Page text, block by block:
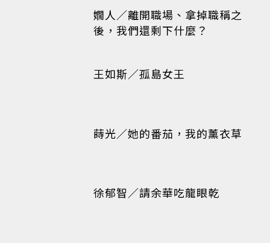
嫺人／離開職場、拿掉職稱之
後，我們還剩下什麼？
王如斯／孤島女王
蒔光／她的番茄，我的薰衣草
徐郁智／請余華吃龍眼乾